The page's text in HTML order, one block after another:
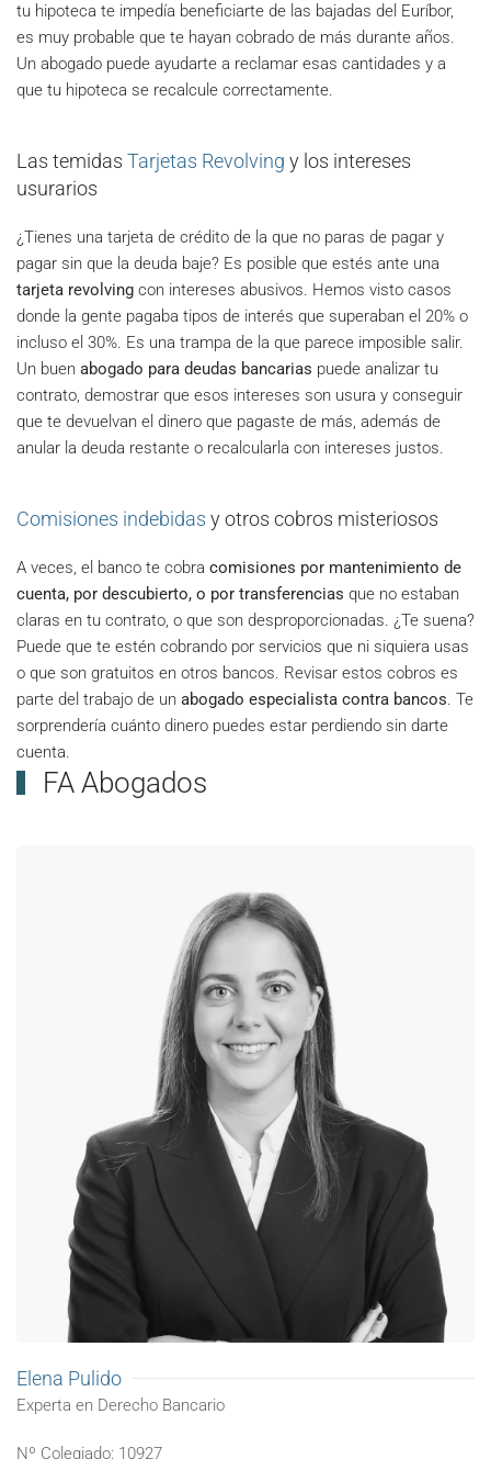
tu hipoteca te impedía beneficiarte de las bajadas del Euríbor,
es muy probable que te hayan cobrado de más durante años.
Un abogado puede ayudarte a reclamar esas cantidades y a
que tu hipoteca se recalcule correctamente.
Las temidas Tarjetas Revolving y los intereses
usurarios
¿Tienes una tarjeta de crédito de la que no paras de pagar y
pagar sin que la deuda baje? Es posible que estés ante una
tarjeta revolving con intereses abusivos. Hemos visto casos
donde la gente pagaba tipos de interés que superaban el 20% o
incluso el 30%. Es una trampa de la que parece imposible salir.
Un buen abogado para deudas bancarias puede analizar tu
contrato, demostrar que esos intereses son usura y conseguir
que te devuelvan el dinero que pagaste de más, además de
anular la deuda restante o recalcularla con intereses justos.
Comisiones indebidas y otros cobros misteriosos
A veces, el banco te cobra comisiones por mantenimiento de
cuenta, por descubierto, o por transferencias que no estaban
claras en tu contrato, o que son desproporcionadas. ¿Te suena?
Puede que te estén cobrando por servicios que ni siquiera usas
o que son gratuitos en otros bancos. Revisar estos cobros es
parte del trabajo de un abogado especialista contra bancos. Te
sorprendería cuánto dinero puedes estar perdiendo sin darte
cuenta.
FA Abogados
Elena Pulido
Experta en Derecho Bancario
Nº Colegiado: 10927